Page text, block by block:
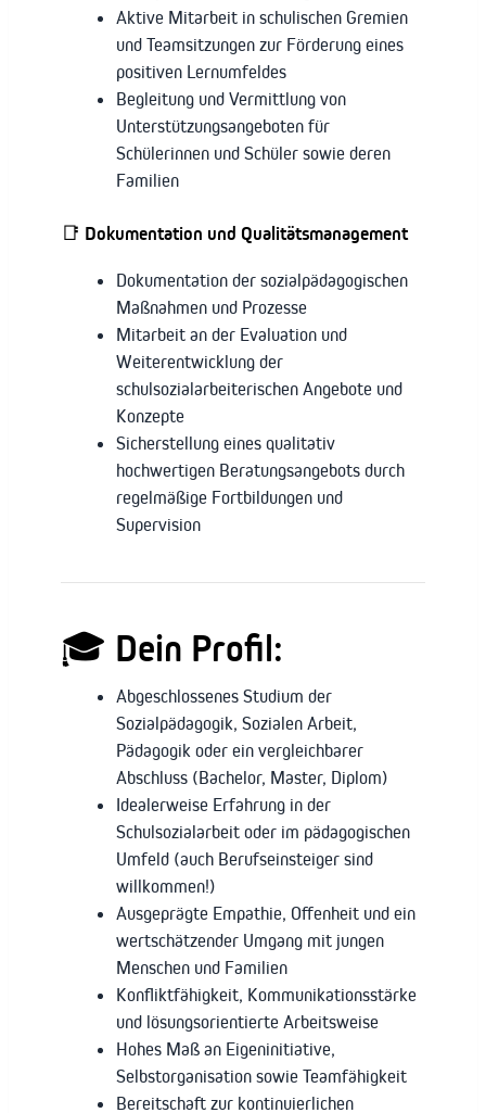
Aktive Mitarbeit in schulischen Gremien
und Teamsitzungen zur Förderung eines
positiven Lernumfeldes
Begleitung und Vermittlung von
Unterstützungsangeboten für
Schülerinnen und Schüler sowie deren
Familien
📑 Dokumentation und Qualitätsmanagement
Dokumentation der sozialpädagogischen
Maßnahmen und Prozesse
Mitarbeit an der Evaluation und
Weiterentwicklung der
schulsozialarbeiterischen Angebote und
Konzepte
Sicherstellung eines qualitativ
hochwertigen Beratungsangebots durch
regelmäßige Fortbildungen und
Supervision
🎓 Dein Profil:
Abgeschlossenes Studium der
Sozialpädagogik, Sozialen Arbeit,
Pädagogik oder ein vergleichbarer
Abschluss (Bachelor, Master, Diplom)
Idealerweise Erfahrung in der
Schulsozialarbeit oder im pädagogischen
Umfeld (auch Berufseinsteiger sind
willkommen!)
Ausgeprägte Empathie, Offenheit und ein
wertschätzender Umgang mit jungen
Menschen und Familien
Konfliktfähigkeit, Kommunikationsstärke
und lösungsorientierte Arbeitsweise
Hohes Maß an Eigeninitiative,
Selbstorganisation sowie Teamfähigkeit
Bereitschaft zur kontinuierlichen